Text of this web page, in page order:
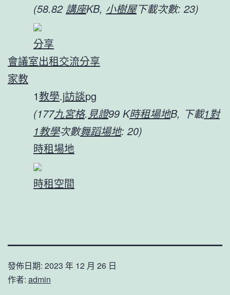
(58.82 講座KB, 小樹屋下載次數: 23)
分享
會議室出租交流分享
家教
1教學.j訪談pg
(177九宮格. 見證99 K時租場地B, 下載1對
1教學次數舞蹈場地: 20)
時租場地
時租空間
發佈日期: 2023 年 12 月 26 日
作者: admin